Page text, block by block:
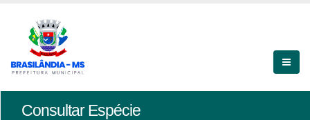
Consultar Espécie